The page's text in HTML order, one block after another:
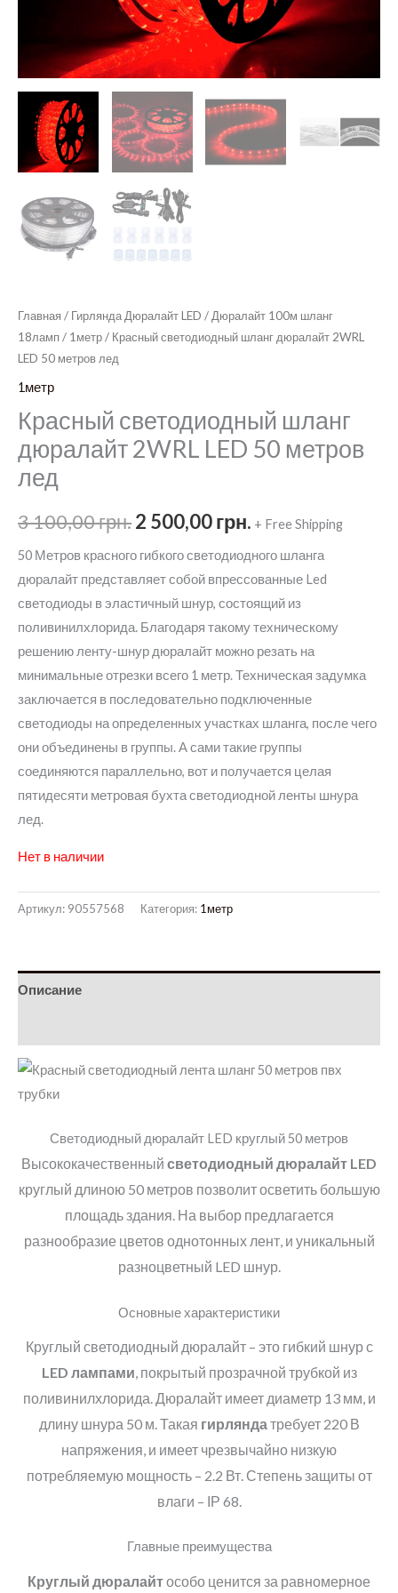
Главная / Гирлянда Дюралайт LED /Дюралайт 100м шланг
18ламп / 1метр/ Красный светодиодный шланг дюралайт 2WRL
LED 50 метров лед
1метр
Красный светодиодный шланг
дюралайт 2WRL LED 50 метров
лед
3 100,00грн.Первоначальная
цена
составляла
3
100,00 грн..
2 500,00грн.Текущая
цена:
2
500,00 грн..
+ Free Shipping
50 Метров красного гибкого светодиодного шланга
дюралайт представляет собой впрессованные Led
светодиоды в эластичный шнур, состоящий из
поливинилхлорида. Благодаря такому техническому
решению ленту-шнур дюралайт можно резать на
минимальные отрезки всего 1 метр. Техническая задумка
заключается в последовательно подключенные
светодиоды на определенных участках шланга, после чего
они объединены в группы. А сами такие группы
соединяются параллельно, вот и получается целая
пятидесяти метровая бухта светодиодной ленты шнура
лед.
Нет в наличии
Артикул: 90557568 Категория: 1метр
Описание
Светодиодный дюралайт LED круглый 50 метров
Высококачественный светодиодный дюралайт LED
круглый длиною 50 метров позволит осветить большую
площадь здания. На выбор предлагается
разнообразие цветов однотонных лент, и уникальный
разноцветный LED шнур.
Основные характеристики
Круглый светодиодный дюралайт – это гибкий шнур с
LED лампами, покрытый прозрачной трубкой из
поливинилхлорида. Дюралайт имеет диаметр 13 мм, и
длину шнура 50 м. Такая гирляндатребует 220 В
напряжения, и имеет чрезвычайно низкую
потребляемую мощность – 2.2 Вт. Степень защиты от
влаги – ІР 68.
Главные преимущества
Круглый дюралайтособо ценится за равномерное